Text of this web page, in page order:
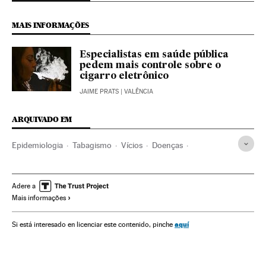
MAIS INFORMAÇÕES
Especialistas em saúde pública
pedem mais controle sobre o
cigarro eletrônico
JAIME PRATS | VALÊNCIA
ARQUIVADO EM
Epidemiologia Tabagismo Vícios Doenças
Indústria
Adere a
Mais informações
Si está interesado en licenciar este contenido, pinche aquí